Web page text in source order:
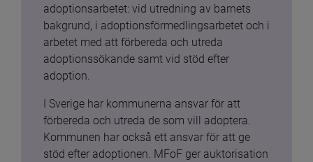
adoptionsarbetet: vid utredning av barnets
bakgrund, i adoptionsförmedlingsarbetet och i
arbetet med att förbereda och utreda
adoptionssökande samt vid stöd efter
adoption.
I Sverige har kommunerna ansvar för att
förbereda och utreda de som vill adoptera.
Kommunen har också ett ansvar för att ge
stöd efter adoptionen. MFoF ger auktorisation